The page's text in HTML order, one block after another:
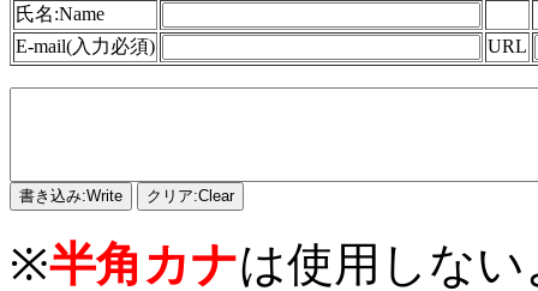
氏名:Name
E-mail(入力必須)
URL
※半角カナは使用しな